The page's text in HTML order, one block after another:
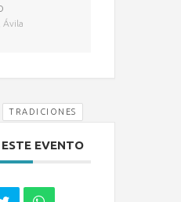
Ávila
TRADICIONES
EVENTO